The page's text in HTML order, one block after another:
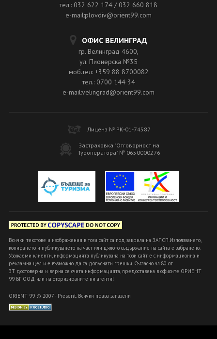
тел.: 032 622 174 / 032 660 818
e-mail:plovdiv@orient99.com
ОФИС ВЕЛИНГРАД
гр. Велинград 4600,
ул. Пионерска №35
моб.тел: +359 88 8700082
тел.: 0700 144 34
e-mail:velingrad@orient99.com
Лиценз № РК-01-74587
Застраховка "Отговорност на
Туроператора" № 0650000276
Всички текстове и изображения в този сайт са под закрила на ЗАПСП.Използването,
копирането и публикуването на част или цялото съдържание на сайта е забранено.
Уважаеми клиенти, информацията публикувана на този сайт е с информационна и
рекламна цел и е възможно да са допуснати грешки. Съгласно чл.80 от
ЗТ достоверна и вярна се счита информацията, предоставена в офисите ОРИЕНТ
99 БГ ООД или на оторизираните ни агенти!
ORIENT 99 © 2007 - Present. Всички права запазени